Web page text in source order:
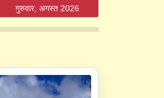
गुरुवार, अगस्त 2026